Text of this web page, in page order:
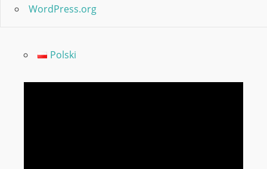
WordPress.org
Polski